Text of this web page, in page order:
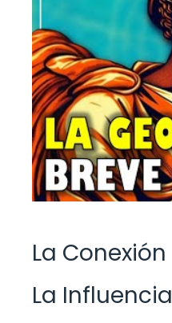
La
La